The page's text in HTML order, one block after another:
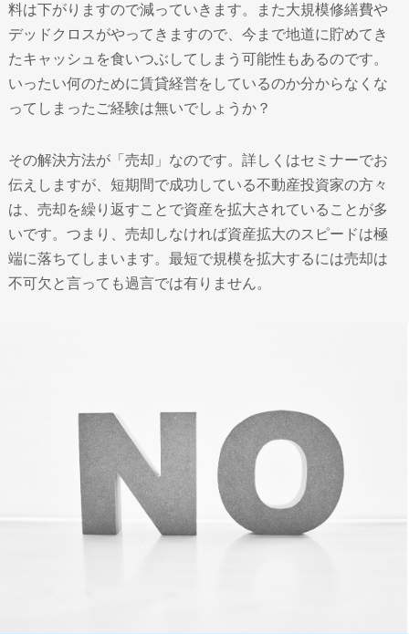
料は下がりますので減っていきます。また大規模修繕費や
デッドクロスがやってきますので、今まで地道に貯めてき
たキャッシュを食いつぶしてしまう可能性もあるのです。
いったい何のために賃貸経営をしているのか分からなくな
ってしまったご経験は無いでしょうか？
その解決方法が「売却」なのです。詳しくはセミナーでお
伝えしますが、短期間で成功している不動産投資家の方々
は、売却を繰り返すことで資産を拡大されていることが多
いです。つまり、売却しなければ資産拡大のスピードは極
端に落ちてしまいます。最短で規模を拡大するには売却は
不可欠と言っても過言では有りません。